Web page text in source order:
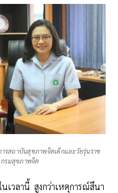
รสถาบันสุขภาพจิตเด็กและวัยรุ่นราช
รมสุขภาพจิต
เวลานี้ สูงกว่าเหตุการณ์สึนา